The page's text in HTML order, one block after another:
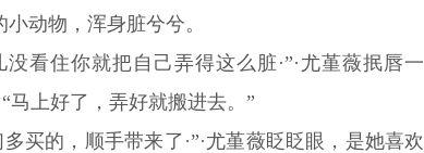
动物，浑身脏兮兮。
看住你就把自己弄得这么脏·”·尤堇薇抿唇一
马上好了，弄好就搬进去。”
买的，顺手带来了·”·尤堇薇眨眨眼，是她喜欢